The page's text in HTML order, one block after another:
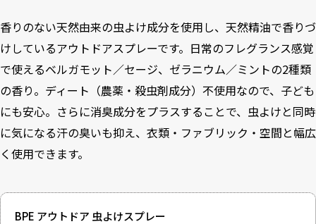
香りのない天然由来の虫よけ成分を使用し、天然精油で香りづ
けしているアウトドアスプレーです。日常のフレグランス感覚
で使えるベルガモット／セージ、ゼラニウム／ミントの2種類
の香り。ディート（農薬・殺虫剤成分）不使用なので、子ども
にも安心。さらに消臭成分をプラスすることで、虫よけと同時
に気になる汗の臭いも抑え、衣類・ファブリック・空間と幅広
く使用できます。
BPE アウトドア 虫よけスプレー